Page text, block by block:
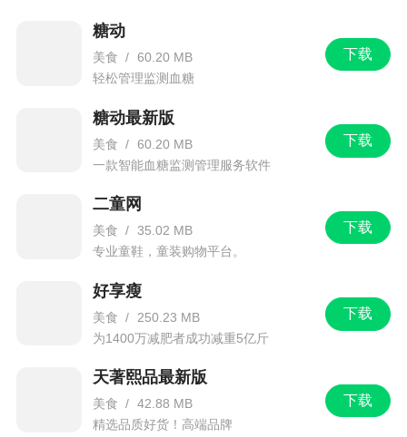
下载
糖动
美食 / 60.20 MB
轻松管理监测血糖
下载
糖动最新版
美食 / 60.20 MB
一款智能血糖监测管理服务软件
下载
二童网
美食 / 35.02 MB
专业童鞋，童装购物平台。
下载
好享瘦
美食 /
250.23 MB
为1400万减肥者成功减重5亿斤
下载
天著熙品最新版
美食 / 42.88 MB
精选品质好货！高端品牌